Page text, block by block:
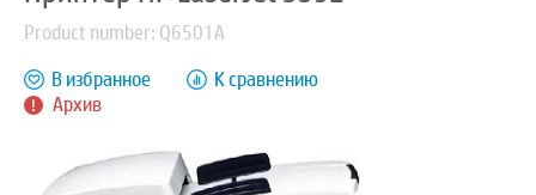
Product number: Q6501A
Архив
В избранное К сравнению